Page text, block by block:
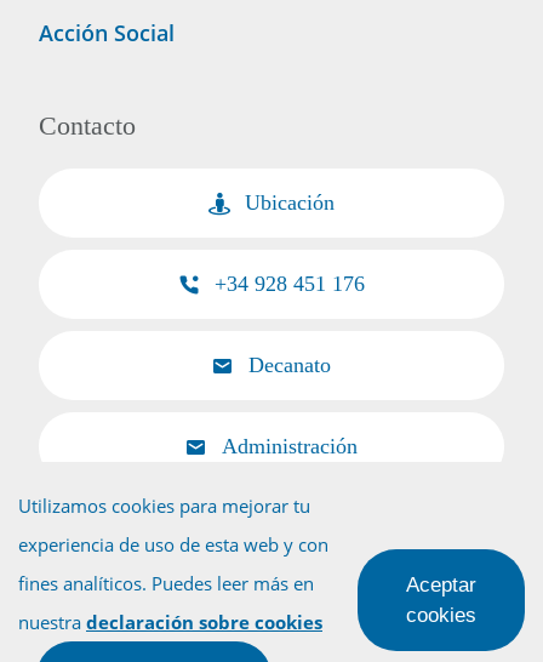
Acción Social
Contacto
Ubicación
+34 928 451 176
Decanato
Administración
Utilizamos cookies para mejorar tu
experiencia de uso de esta web y con
fines analíticos. Puedes leer más en
nuestra declaración sobre cookies
Aceptar
cookies